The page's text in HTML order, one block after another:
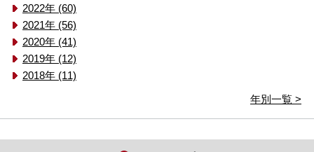
2022年 (60)
2021年 (56)
2020年 (41)
2019年 (12)
2018年 (11)
年別一覧 >